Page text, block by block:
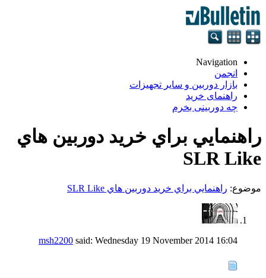
Navigation
انجمن
بازار دوربین و سایر تجهیزات
راهنمای خرید
چه دوربینی بخرم
راهنمايي براي خريد دوربين هاي
SLR Like
موضوع: راهنمايي براي خريد دوربين هاي SLR Like
msh2200 said: Wednesday 19 November 2014 16:04